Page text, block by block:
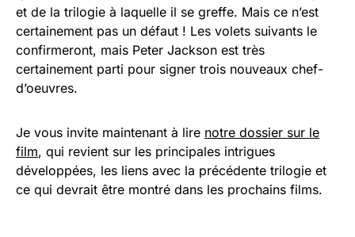
et de la trilogie à laquelle il se greffe. Mais ce n’est
certainement pas un défaut ! Les volets suivants le
confirmeront, mais Peter Jackson est très
certainement parti pour signer trois nouveaux chef-
d’oeuvres.
Je vous invite maintenant à lire notre dossier sur le
film, qui revient sur les principales intrigues
développées, les liens avec la précédente trilogie et
ce qui devrait être montré dans les prochains films.